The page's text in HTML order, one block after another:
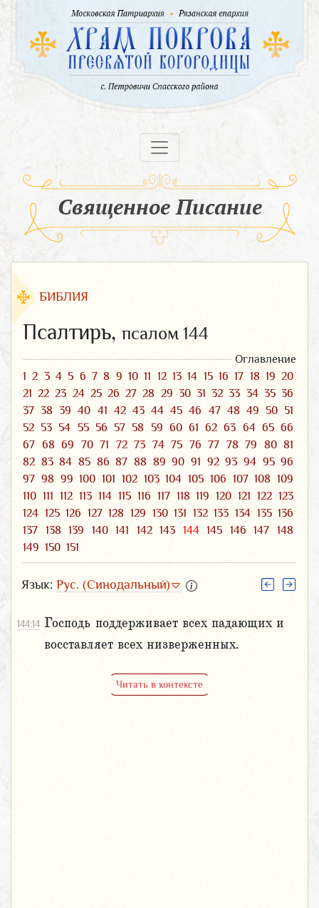
Священное Писание
БИБЛИЯ
Псалтирь, псалом 144
Оглавление
1 2 3 4 5 6 7 8 9 10 11 12 13 14 15 16 17 18 19 20
21 22 23 24 25 26 27 28 29 30 31 32 33 34 35 36
37 38 39 40 41 42 43 44 45 46 47 48 49 50 51
52 53 54 55 56 57 58 59 60 61 62 63 64 65 66
67 68 69 70 71 72 73 74 75 76 77 78 79 80 81
82 83 84 85 86 87 88 89 90 91 92 93 94 95 96
97 98 99 100 101 102 103 104 105 106 107 108 109
110 111 112 113 114 115 116 117 118 119 120 121 122 123
124 125 126 127 128 129 130 131 132 133 134 135 136
137
138 139 140 141 142 143 144 145 146 147
148
149 150 151
Язык: Рус. (Синодальный)
144:14 Господь поддерживает всех падающих и
восставляет всех низверженных.
Читать в контексте